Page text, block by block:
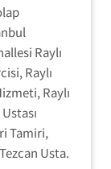
Raylı
Raylı
Raylı
Tamiri,
Usta.